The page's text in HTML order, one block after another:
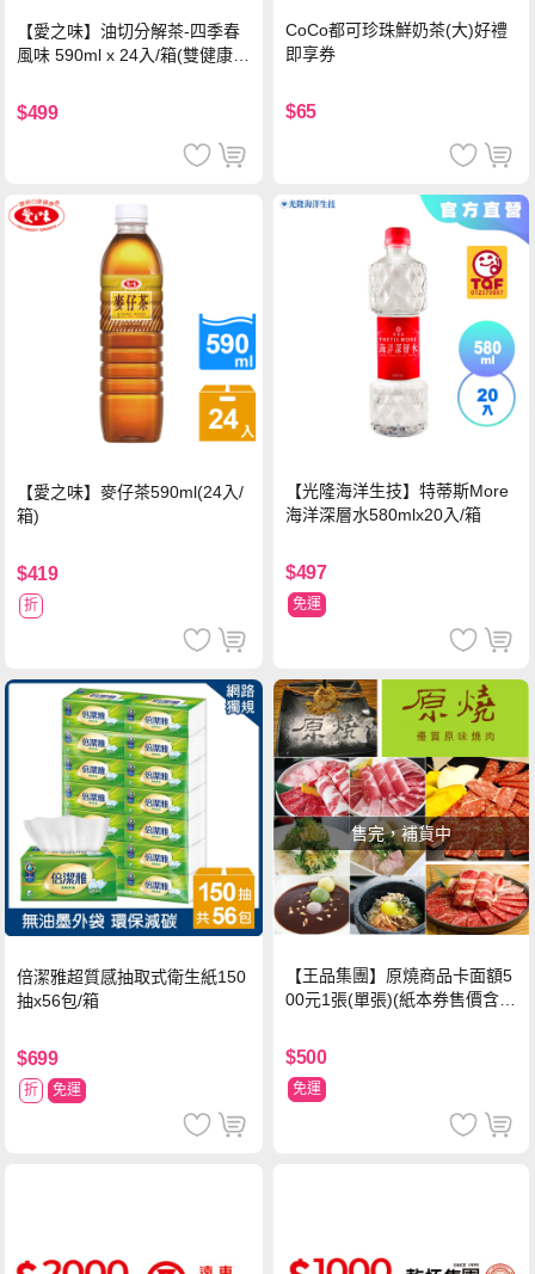
【愛之味】油切分解茶-四季春
風味 590ml x 24入/箱(雙健康認
$499
CoCo都可珍珠鮮奶茶(大)好禮
即享券
$65
【愛之味】麥仔茶590ml(24入/
箱)
$419
折
【光隆海洋生技】特蒂斯More
海洋深層水580mlx20入/箱
$497
免運
倍潔雅超質感抽取式衛生紙150
抽x56包/箱
$699
折 免運
售完，補貨中
【王品集團】原燒商品卡面額5
00元1張(單張)(紙本券售價含平
$500
免運